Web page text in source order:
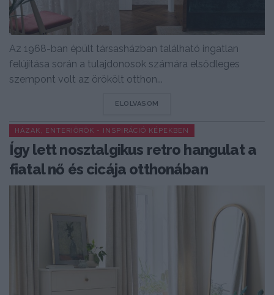
Az 1968-ban épült társasházban található ingatlan
felújítása során a tulajdonosok számára elsődleges
szempont volt az örökölt otthon...
ELOLVASOM
HÁZAK, ENTERIŐRÖK - INSPIRÁCIÓ KÉPEKBEN
Így lett nosztalgikus retro hangulat a
fiatal nő és cicája otthonában